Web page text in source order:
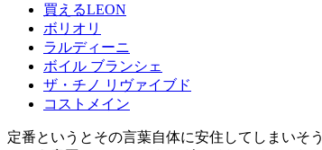
買えるLEON
ボリオリ
ラルディーニ
ボイル ブランシェ
ザ・チノ リヴァイブド
コストメイン
定番というとその言葉自体に安住してしまいそ